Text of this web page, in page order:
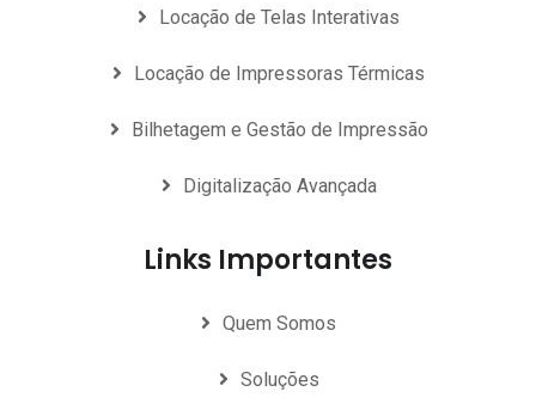
Locação de Telas Interativas
Locação de Impressoras Térmicas
Bilhetagem e Gestão de Impressão
Digitalização Avançada
Links Importantes
Quem Somos
Soluções